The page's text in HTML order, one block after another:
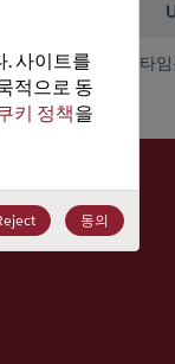
격, 가용성 및 리드 타
. 사이트를
적으로 동
키 정책을
동의